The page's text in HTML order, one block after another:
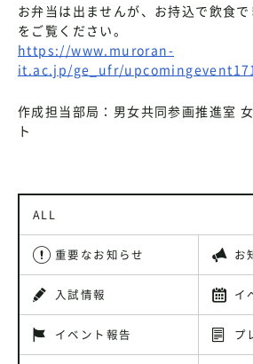
お弁当は出ませんが、お持込で飲食
をご覧ください。
https://www.muroran-
it.ac.jp/ge_ufr/
作成担当部局：男女共同参画推進室
ト
ALL
重要なお知らせ お
入試情報 イ
イベント報告 プ